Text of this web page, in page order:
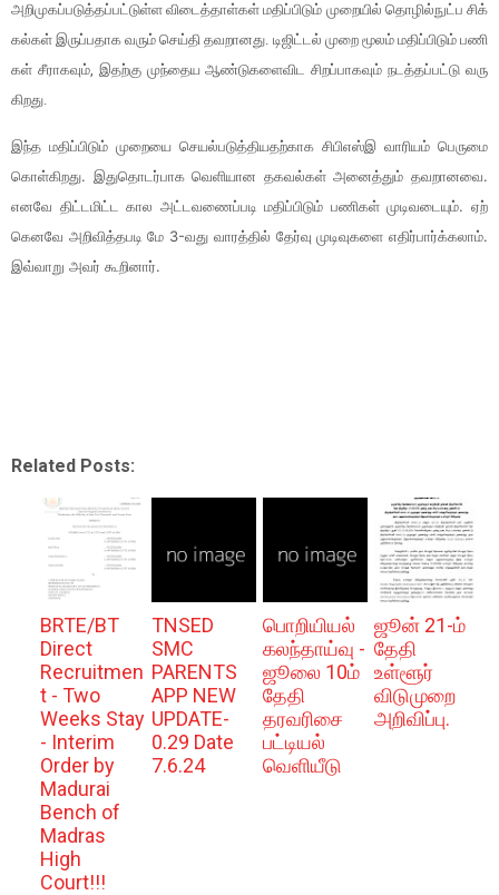
அறி​முகப்​படுத்​தப்​பட்​டுள்ள விடைத்​தாள்​கள் மதிப்​பிடும் முறை​யில் தொழில்​நுட்ப சிக்​
கல்​கள் இருப்​ப​தாக வரும் செய்தி தவறானது. டிஜிட்​டல் முறை மூலம் மதிப்​பிடும் பணி​
கள் சீராக​வும், இதற்கு முந்​தைய ஆண்​டு​களை​விட சிறப்​பாக​வும் நடத்​தப்​பட்டு வரு​
கிறது.
இந்த மதிப்​பிடும் முறையை செயல்​படுத்​தி​யதற்​காக சிபிஎஸ்இ வாரி​யம் பெருமை
கொள்​கிறது. இதுதொடர்​பாக வெளி​யான தகவல்​கள் அனைத்​தும் தவறானவை.
எனவே திட்​ட​மிட்ட கால அட்​ட​வணைப்​படி மதிப்​பிடும் பணி​கள் முடிவடை​யும். ஏற்​
கெனவே அறி​வித்​த​படி மே 3-வது வாரத்​தில் தேர்வு முடிவு​களை எதிர்​பார்க்​கலாம்.
இவ்​வாறு அவர் கூறி​னார்.
Related Posts:
BRTE/BT
Direct
Recruitmen
t - Two
Weeks Stay
- Interim
Order by
Madurai
Bench of
Madras
High
Court!!!
TNSED
SMC
PARENTS
APP NEW
UPDATE-
0.29 Date
7.6.24
பொறியியல்
கலந்தாய்வு -
ஜூலை 10ம்
தேதி
தரவரிசை
பட்டியல்
வெளியீடு
ஜூன் 21-ம்
தேதி
உள்ளூர்
விடுமுறை
அறிவிப்பு.